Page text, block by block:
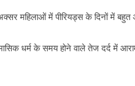
महिलाओं में पीरियड्स के दिनों में
धर्म के समय होने वाले तेज दर्द में